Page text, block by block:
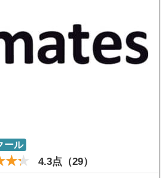
ール
4.3点（29）